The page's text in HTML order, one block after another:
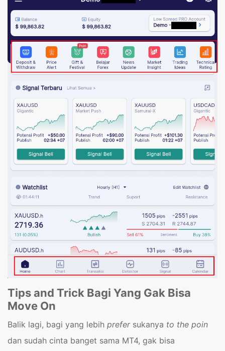
Tips and Trick Bagi Yang Gak Bisa
Move On
Balik lagi, bagi yang lebih prefersukanya to the poin
dan sudah cinta banget sama MT4, gak bisa